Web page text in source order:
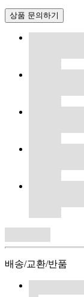
상품 문의하기
배송/교환/반품